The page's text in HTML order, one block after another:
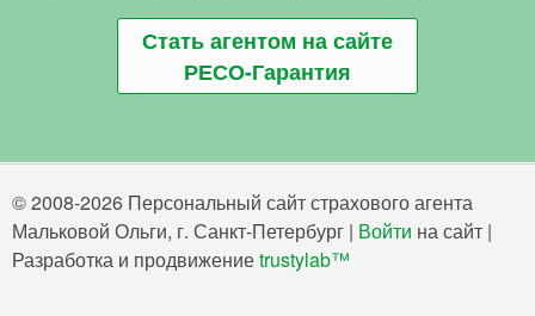
Стать агентом на сайте
РЕСО-Гарантия
© 2008-2026 Персональный сайт страхового агента
Мальковой Ольги, г. Санкт-Петербург | Войти на сайт |
Разработка и продвижениеtrustylab™